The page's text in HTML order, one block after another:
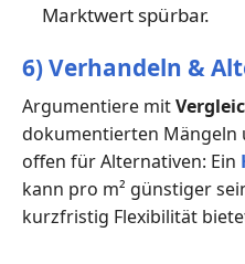
Marktwert spürbar.
6) Verhandeln &
Argumentiere mit
dokumentierten Mängeln
offen für Alternativen: Ein
kann pro m² günstiger
kurzfristig Flexibilität